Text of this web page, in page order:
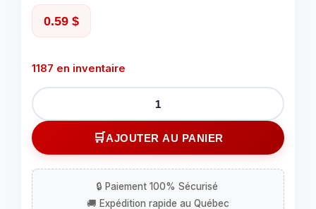
0.59 $
1187 en inventaire
quantité
de
Prise
femelle
1
contact
0.250"
AJOUTER AU PANIER